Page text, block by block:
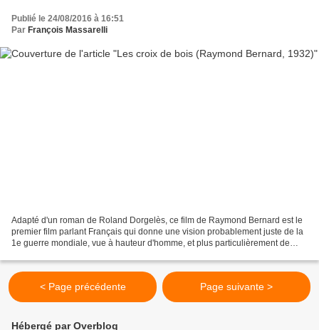
Publié le 24/08/2016 à 16:51
Par François Massarelli
Adapté d'un roman de Roland Dorgelès, ce film de Raymond Bernard est le
premier film parlant Français qui donne une vision probablement juste de la
1e guerre mondiale, vue à hauteur d'homme, et plus particulièrement de
< Page précédente Page suivante >
Hébergé par Overblog